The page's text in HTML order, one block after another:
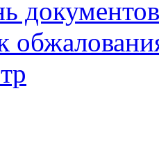
документов